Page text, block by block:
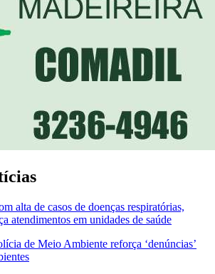
alta de casos de doenças respiratórias,
atendimentos em unidades de saúde
de Meio Ambiente reforça ‘denúncias’